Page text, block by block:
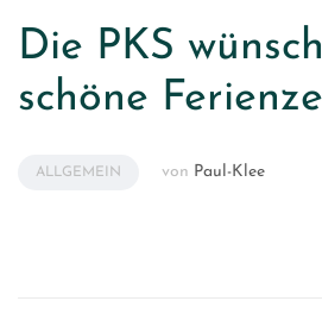
Die PKS
schöne
ALLGEMEIN von Paul-Klee